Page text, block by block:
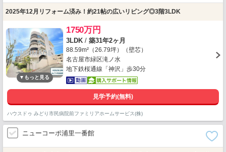
2025年12月リフォーム済み！約21帖の広いリビング◎3階3LDK
1750万円
3LDK / 築31年2ヶ月
88.59m²（26.79坪）（壁芯）
名古屋市緑区滝ノ水
地下鉄桜通線「神沢」歩30分
見学予約(無料)
ハウスドゥ みどり市民病院前ファミリアホームサービス(株)
ニューコーポ浦里一番館